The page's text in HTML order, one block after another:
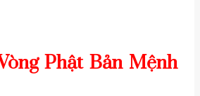
Phật Bản Mệnh